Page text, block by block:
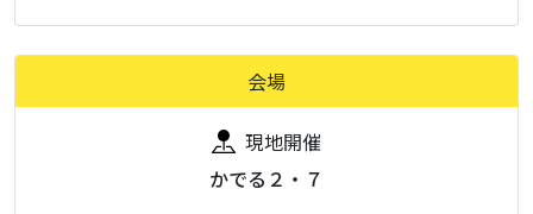
会場
現地開催
かでる２・７